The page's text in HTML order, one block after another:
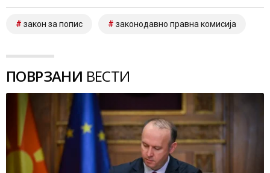
закон за попис законодавно правна комисија
ПОВРЗАНИ ВЕСТИ